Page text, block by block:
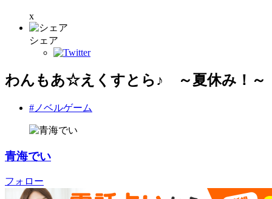
x
シェア
わんもあ☆えくすとら♪ ～夏休み！～
#ノベルゲーム
青海でい
フォロー